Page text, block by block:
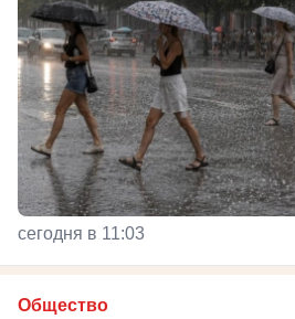
сегодня в 11:03
Общество